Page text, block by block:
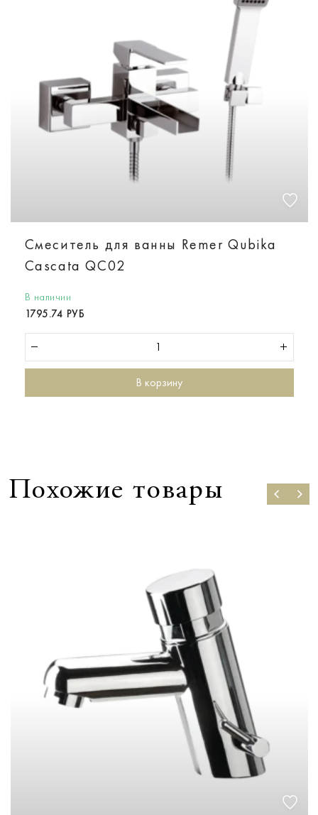
Смеситель для ванны Remer Qubika
Cascata QC02
В наличии
1795.74 РУБ
В корзину
Похожие товары